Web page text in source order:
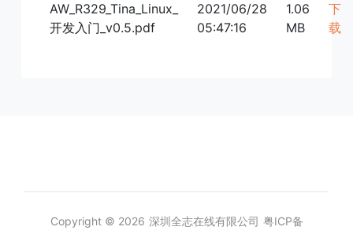
AW_R329_Tina_Linux_
开发入门_v0.5.pdf
2021/06/28
05:47:16
1.06
MB
下
载
Copyright © 2026 深圳全志在线有限公司 粤ICP备